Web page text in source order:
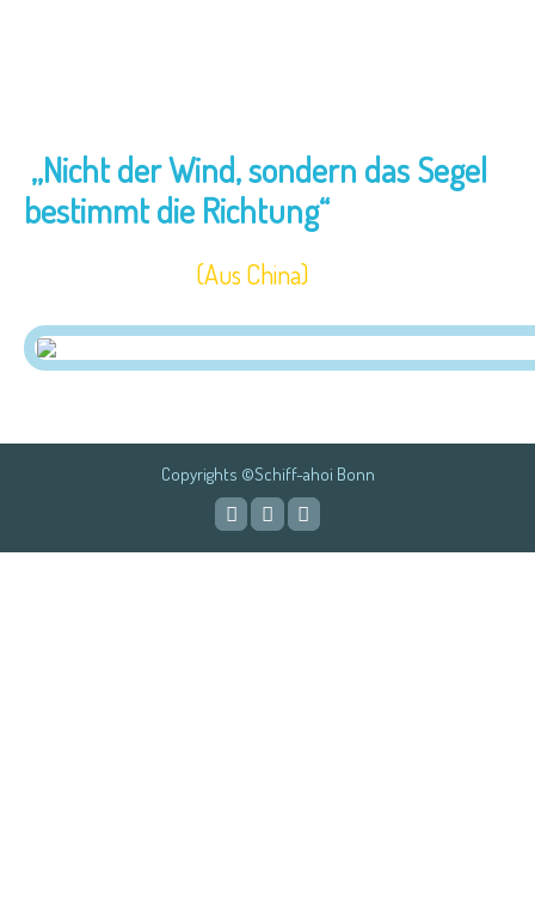
,,Nicht der Wind, sondern das Segel
bestimmt die Richtung“
(Aus China)
Copyrights ©Schiff-ahoi Bonn